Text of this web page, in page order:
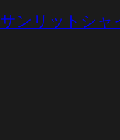
サンリットシャ